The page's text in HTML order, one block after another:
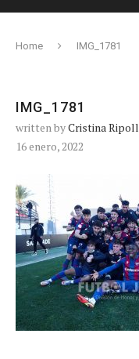
Home IMG_1781
IMG_1781
written byCristina Ripoll
16 enero, 2022